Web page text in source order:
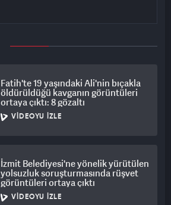
Fatih'te 19 yaşındaki Ali'nin bıçakla
öldürüldüğü kavganın görüntüleri
ortaya çıktı: 8 gözaltı
VIDEOYU İZLE
İzmit Belediyesi'ne yönelik yürütülen
yolsuzluk soruşturmasında rüşvet
görüntüleri ortaya çıktı
VIDEOYU İZLE